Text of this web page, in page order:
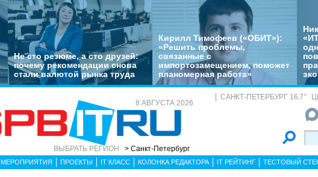
Не сто резюме, а сто друзей:
почему рекомендации снова
стали валютой рынка труда
Кирилл Тимофеев («ОБИТ»):
«Решить проблемы,
связанные с
импортозамещением, поможет
планомерная работа»
8 АВГУСТА 2026
ВЫБРАТЬ РЕГИОН > Санкт-Петербург
САНКТ-ПЕТЕРБУРГ 16.7°
МЕРОПРИЯТИЯ ПРОЕКТЫ IT КЛАСС КОЛОНКА РЕДАКТОРА IT РЕЙТИНГ ТЕСТОВЫЙ